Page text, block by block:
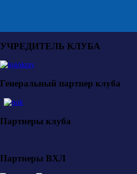
УЧРЕДИТЕЛЬ КЛУБА
Генеральный партнер клуба
Партнеры клуба
Партнеры ВХЛ